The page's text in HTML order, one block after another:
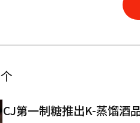
个
CJ第一制糖推出K-蒸馏酒